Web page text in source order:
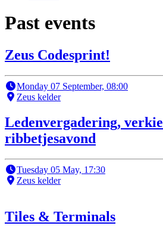
Past events
Zeus Codesprint!
Monday 07 September, 08:00
Zeus kelder
Ledenvergadering,
ribbetjesavond
Tuesday 05 May, 17:30
Zeus kelder
Tiles & Terminals